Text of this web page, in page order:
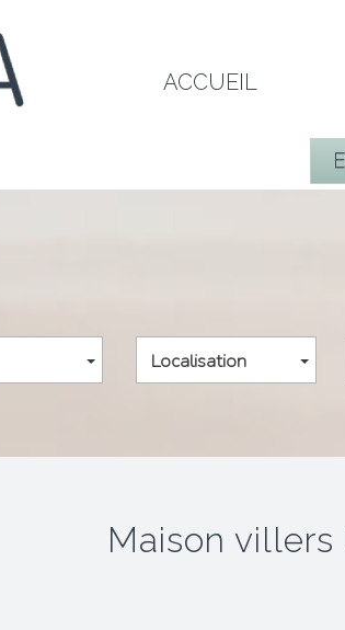
ACCUEIL
Localisation
maison